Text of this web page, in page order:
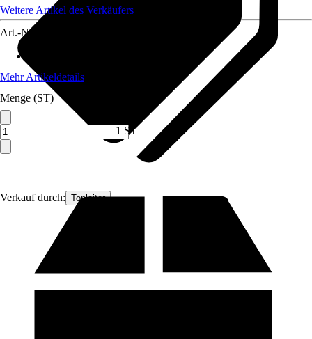
Verkauf durch: Topleiter
Weitere Artikel des Verkäufers
Art.-Nr.
Mehr Artikeldetails
Menge (ST)
1 ST